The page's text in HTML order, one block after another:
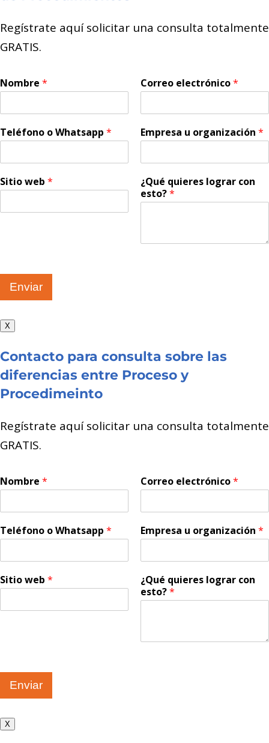
Regístrate aquí solicitar una consulta totalmente
GRATIS.
Nombre * Correo electrónico*
Teléfono o Whatsapp * Empresa u organización *
Sitio web *
¿Qué quieres lograr con
esto?*
Enviar
X
Contacto para consulta sobre las
diferencias entre Proceso y
Procedimeinto
Regístrate aquí solicitar una consulta totalmente
GRATIS.
Nombre * Correo electrónico*
Teléfono o Whatsapp * Empresa u organización *
Sitio web *
¿Qué quieres lograr con
esto?*
Enviar
X